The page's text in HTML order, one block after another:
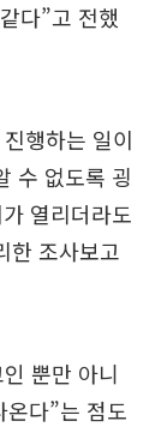
다”고 전했
행하는 일이
수 없도록 굉
열리더라도
한 조사보고
뿐만 아니
다”는 점도